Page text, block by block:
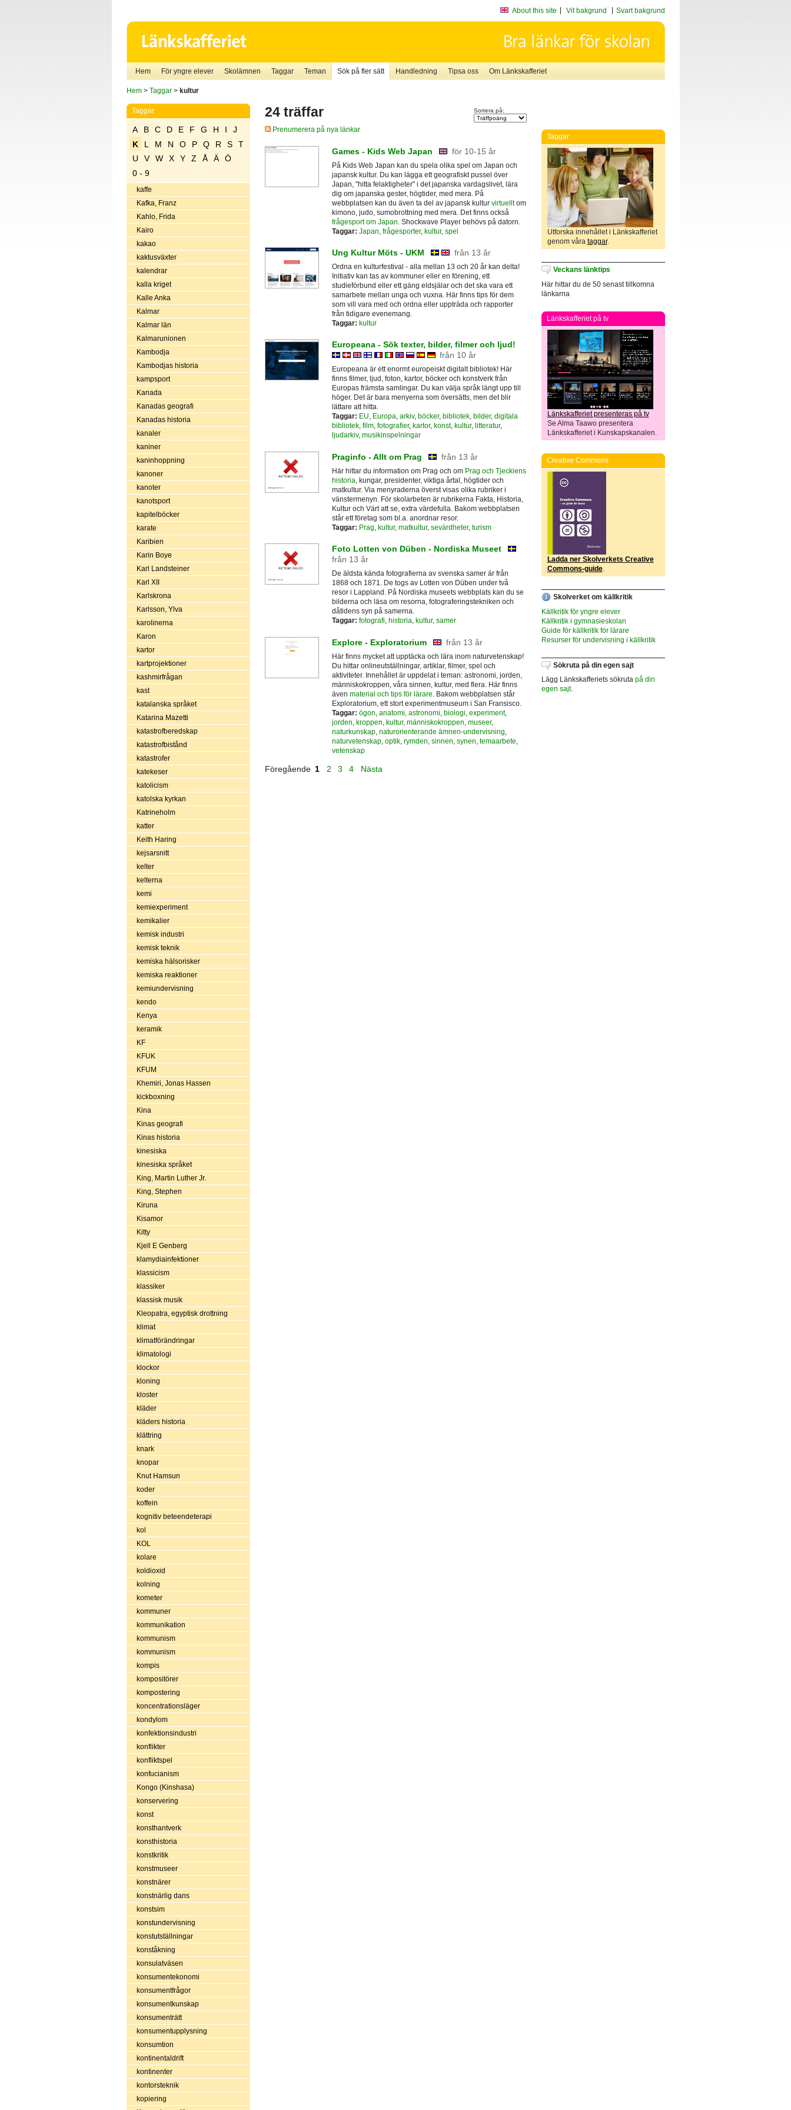
About this site Vit bakgrund Svart bakgrund
Hem För yngre elever Skolämnen Taggar Teman Sök på fler sätt Handledning Tipsa oss Om Länkskafferiet
Hem> Taggar> kultur
Taggar
A B C D E F G H I
J
K
L M N O P Q R S
T
U
V W X Y Z Å Ä
Ö
0 - 9
kaffe
Kafka, Franz
Kahlo, Frida
Kairo
kakao
kaktusväxter
kalendrar
kalla kriget
Kalle Anka
Kalmar
Kalmar län
Kalmarunionen
Kambodja
Kambodjas historia
kampsport
Kanada
Kanadas geografi
Kanadas historia
kanaler
kaniner
kaninhoppning
kanoner
kanoter
kanotsport
kapitelböcker
karate
Karibien
Karin Boye
Karl Landsteiner
Karl XII
Karlskrona
Karlsson, Ylva
karolinerna
Karon
kartor
kartprojektioner
kashmirfrågan
kast
katalanska språket
Katarina Mazetti
katastrofberedskap
katastrofbistånd
katastrofer
katekeser
katolicism
katolska kyrkan
Katrineholm
katter
Keith Haring
kejsarsnitt
kelter
kelterna
kemi
kemiexperiment
kemikalier
kemisk industri
kemisk teknik
kemiska hälsorisker
kemiska reaktioner
kemiundervisning
kendo
Kenya
keramik
KF
KFUK
KFUM
Khemiri, Jonas Hassen
kickboxning
Kina
Kinas geografi
Kinas historia
kinesiska
kinesiska språket
King, Martin Luther Jr.
King, Stephen
Kiruna
Kisamor
Kitty
Kjell E Genberg
klamydiainfektioner
klassicism
klassiker
klassisk musik
Kleopatra, egyptisk drottning
klimat
klimatförändringar
klimatologi
klockor
kloning
kloster
kläder
kläders historia
klättring
knark
knopar
Knut Hamsun
koder
koffein
kognitiv beteendeterapi
kol
KOL
kolare
koldioxid
kolning
kometer
kommuner
kommunikation
kommunism
kommunism
kompis
kompositörer
kompostering
koncentrationsläger
kondylom
konfektionsindustri
konflikter
konfliktspel
konfucianism
Kongo (Kinshasa)
konservering
konst
konsthantverk
konsthistoria
konstkritik
konstmuseer
konstnärer
konstnärlig dans
konstsim
konstundervisning
konstutställningar
konståkning
konsulatväsen
konsumentekonomi
konsumentfrågor
konsumentkunskap
konsumenträtt
konsumentupplysning
konsumtion
kontinentaldrift
kontinenter
kontorsteknik
kopiering
24 träffar Sortera på:
Prenumerera på nya länkar
Games - Kids Web Japan för 10-15 år
På Kids Web Japan kan du spela olika spel om Japan och
japansk kultur. Du kan lägga ett geografiskt pussel över
Japan, "hitta felaktigheter" i det japanska vardagslivet, lära
dig om japanska gester, högtider, med mera. På
webbplatsen kan du även ta del av japansk kultur virtuelltom
kimono, judo, sumobrottning med mera. Det finns också
frågesport om Japan . Shockwave Player behövs på datorn.
Taggar: Japan frågesporter, kultur, spel
Ung Kultur Möts - UKM från 13 år
Ordna en kulturfestival - alla mellan 13 och 20 år kan delta!
Initiativ kan tas av kommuner eller en förening, ett
studieförbund eller ett gäng eldsjälar och det ska vara ett
samarbete mellan unga och vuxna. Här finns tips för dem
som vill vara med och ordna eller uppträda och rapporter
från tidigare evenemang.
Taggar: kultur
Europeana - Sök texter, bilder, filmer och ljud!
från 10 år
Europeana är ett enormt europeiskt digitalt bibliotek! Här
finns filmer, ljud, foton, kartor, böcker och konstverk från
Europas främsta samlingar. Du kan välja språk längt upp till
höger. Det är bara menyerna som översätts, men det blir
lättare att hitta.
Taggar: EU, Europa, arkiv, böcker, bibliotek, bilder, digitala
bibliotek, film, fotografier, kartor, konst, kultur, litteratur,
ljudarkiv, musikinspelningar
Praginfo - Allt om Prag från 13 år
Här hittar du information om Prag och om Prag och Tjeckiens
historia, kungar, presidenter, viktiga årtal, högtider och
matkultur. Via menyraderna överst visas olika rubriker i
vänstermenyn. För skolarbeten är rubrikerna Fakta, Historia,
Kultur och Värt att se, extra värdefulla. Bakom webbplatsen
står ett företag som bl.a. anordnar resor.
Taggar: Prag, kultur, matkultur, sevärdheter, turism
Foto Lotten von Düben - Nordiska Museet
från 13 år
De äldsta kända fotografierna av svenska samer är från
1868 och 1871. De togs av Lotten von Düben under två
resor i Lappland. På Nordiska museets webbplats kan du se
bilderna och läsa om resorna, fotograferingstekniken och
dåtidens syn på samerna.
Taggar: fotografi, historia, kultur, samer
Explore - Exploratorium från 13 år
Här finns mycket att upptäcka och lära inom naturvetenskap!
Du hittar onlineutställningar, artiklar, filmer, spel och
aktiviteter. Innehållet är uppdelat i teman: astronomi, jorden,
människokroppen, våra sinnen, kultur, med flera. Här finns
även material och tips för lärare . Bakom webbplatsen står
Exploratorium, ett stort experimentmuseum i San Fransisco.
Taggar: ögon anatomi astronomi biologi experiment,
jorden kroppen kultur, människokroppen museer,
naturkunskap, naturorienterande ämnen-undervisning
naturvetenskap, optik, rymden sinnen synen temaarbete
vetenskap
Föregående 1 2 3 4 Nästa
Taggar
Utforska innehållet i Länkskafferiet
genom våra taggar.
Veckans länktips
Här hittar du de 50 senast tillkomna
länkarna
Länkskafferiet på tv
Länkskafferiet presenteras på tv
Se Alma Taawo presentera
Länkskafferiet i Kunskapskanalen.
Creative Commons
Ladda ner Skolverkets Creative
Commons-guide.
Skolverket om källkritik
Källkritik för yngre elever
Källkritik i gymnasieskolan
Guide för källkritik för lärare
Resurser för undervisning i källkritik
Sökruta på din egen sajt
Lägg Länkskafferiets sökruta på din
egen sajt.